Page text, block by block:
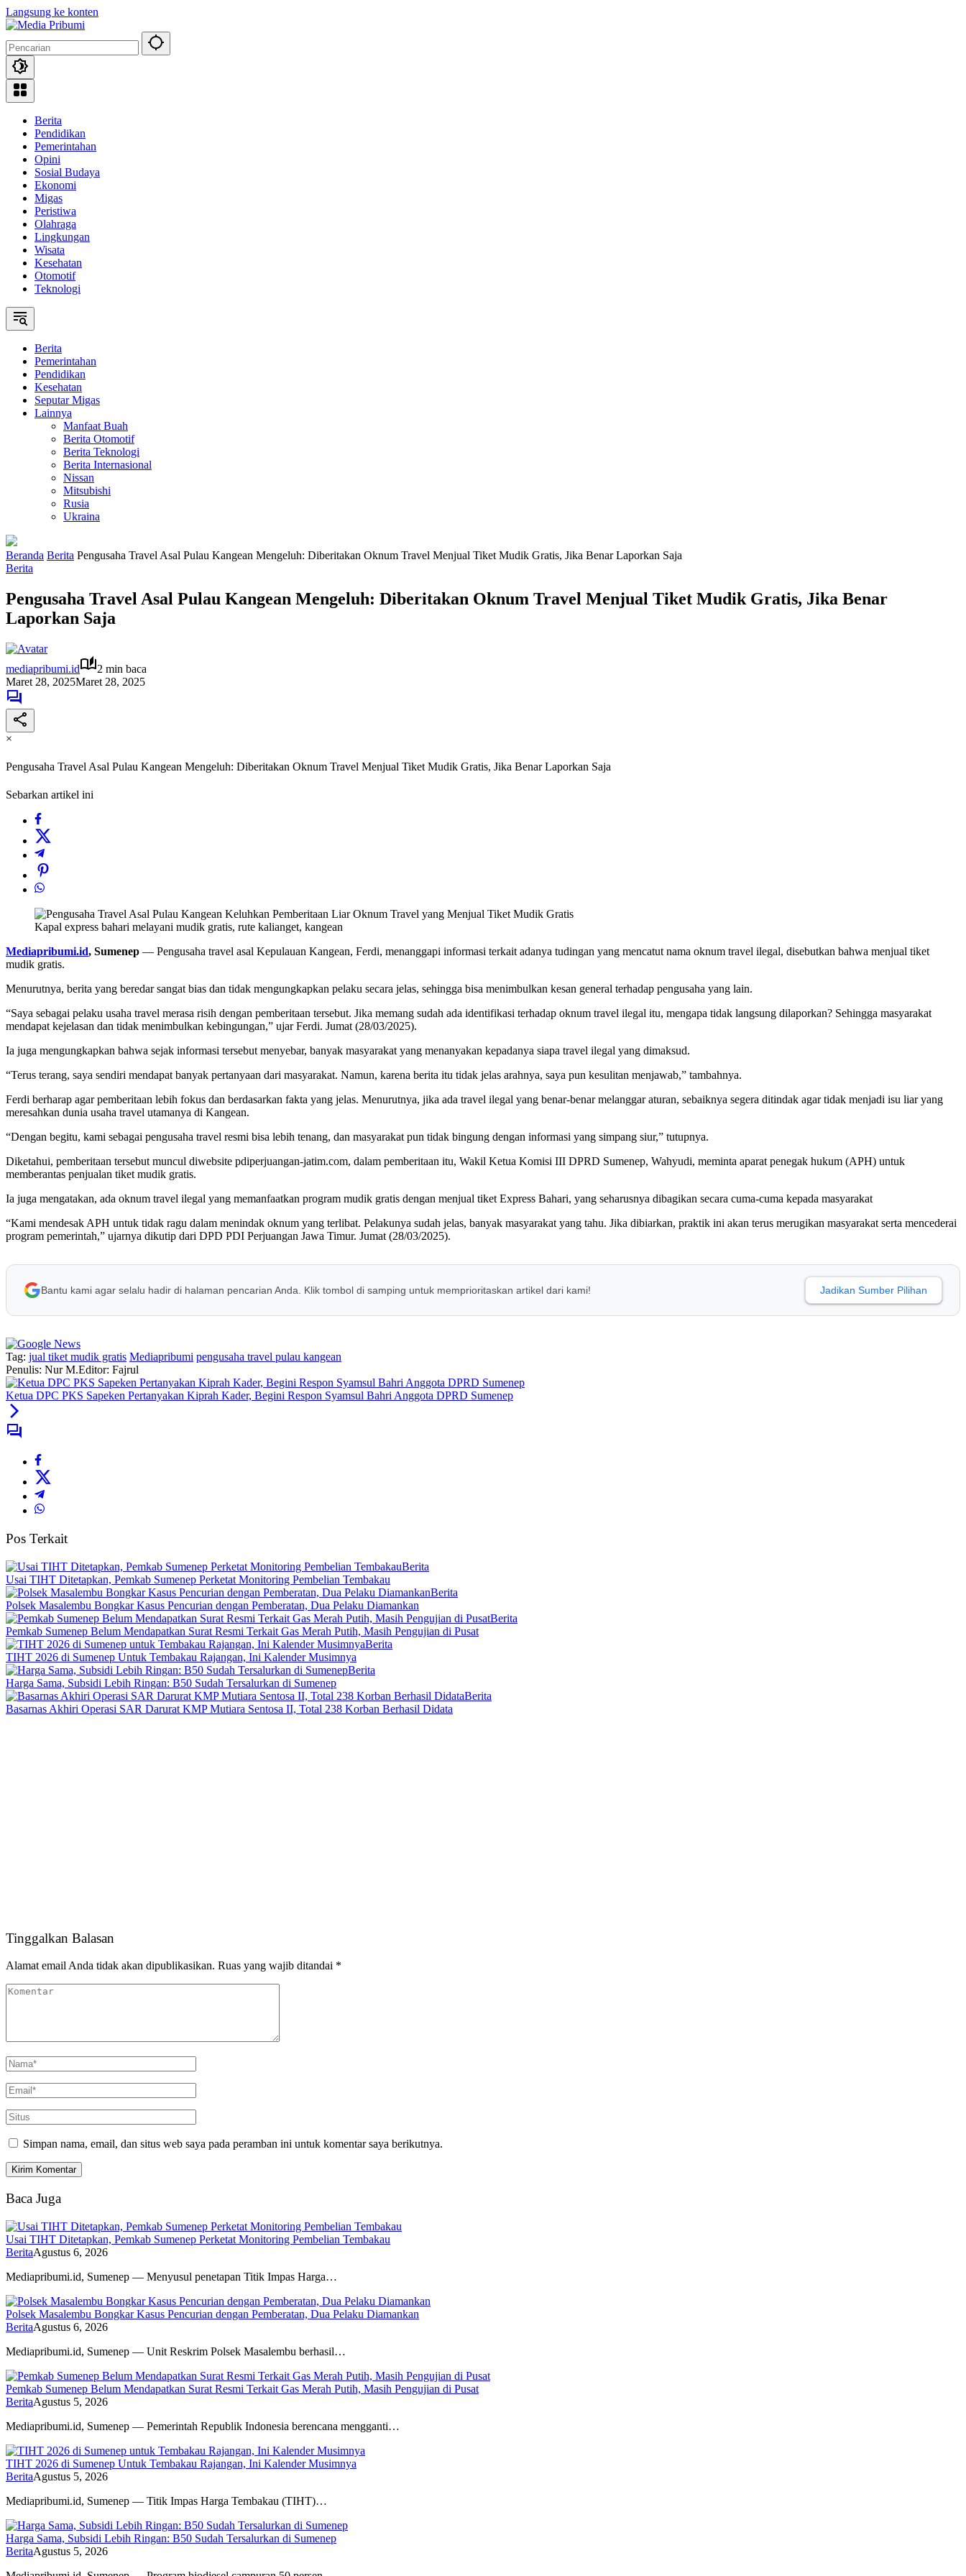
Langsung ke konten
Berita
Pendidikan
Pemerintahan
Opini
Sosial Budaya
Ekonomi
Migas
Peristiwa
Olahraga
Lingkungan
Wisata
Kesehatan
Otomotif
Teknologi
Berita
Pemerintahan
Pendidikan
Kesehatan
Seputar Migas
Lainnya
Manfaat Buah
Berita Otomotif
Berita Teknologi
Berita Internasional
Nissan
Mitsubishi
Rusia
Ukraina
Beranda Berita Pengusaha Travel Asal Pulau Kangean Mengeluh: Diberitakan Oknum Travel Menjual Tiket Mudik Gratis, Jika Benar Laporkan Saja
Berita
Pengusaha Travel Asal Pulau Kangean Mengeluh: Diberitakan Oknum Travel Menjual Tiket Mudik Gratis, Jika Benar
Laporkan Saja
mediapribumi.id
2 min baca
Maret 28, 2025Maret 28, 2025
×
Pengusaha Travel Asal Pulau Kangean Mengeluh: Diberitakan Oknum Travel Menjual Tiket Mudik Gratis, Jika Benar Laporkan Saja
Sebarkan artikel ini
Kapal express bahari melayani mudik gratis, rute kalianget, kangean
Mediapribumi.id, Sumenep — Pengusaha travel asal Kepulauan Kangean, Ferdi, menanggapi informasi terkait adanya tudingan yang mencatut nama oknum travel ilegal, disebutkan bahwa menjual tiket
mudik gratis.
Menurutnya, berita yang beredar sangat bias dan tidak mengungkapkan pelaku secara jelas, sehingga bisa menimbulkan kesan general terhadap pengusaha yang lain.
“Saya sebagai pelaku usaha travel merasa risih dengan pemberitaan tersebut. Jika memang sudah ada identifikasi terhadap oknum travel ilegal itu, mengapa tidak langsung dilaporkan? Sehingga masyarakat
mendapat kejelasan dan tidak menimbulkan kebingungan,” ujar Ferdi. Jumat (28/03/2025).
Ia juga mengungkapkan bahwa sejak informasi tersebut menyebar, banyak masyarakat yang menanyakan kepadanya siapa travel ilegal yang dimaksud.
“Terus terang, saya sendiri mendapat banyak pertanyaan dari masyarakat. Namun, karena berita itu tidak jelas arahnya, saya pun kesulitan menjawab,” tambahnya.
Ferdi berharap agar pemberitaan lebih fokus dan berdasarkan fakta yang jelas. Menurutnya, jika ada travel ilegal yang benar-benar melanggar aturan, sebaiknya segera ditindak agar tidak menjadi isu liar yang
meresahkan dunia usaha travel utamanya di Kangean.
“Dengan begitu, kami sebagai pengusaha travel resmi bisa lebih tenang, dan masyarakat pun tidak bingung dengan informasi yang simpang siur,” tutupnya.
Diketahui, pemberitaan tersebut muncul diwebsite pdiperjuangan-jatim.com, dalam pemberitaan itu, Wakil Ketua Komisi III DPRD Sumenep, Wahyudi, meminta aparat penegak hukum (APH) untuk
memberantas penjualan tiket mudik gratis.
Ia juga mengatakan, ada oknum travel ilegal yang memanfaatkan program mudik gratis dengan menjual tiket Express Bahari, yang seharusnya dibagikan secara cuma-cuma kepada masyarakat
“Kami mendesak APH untuk tidak ragu dalam menindak oknum yang terlibat. Pelakunya sudah jelas, banyak masyarakat yang tahu. Jika dibiarkan, praktik ini akan terus merugikan masyarakat serta mencederai
program pemerintah,” ujarnya dikutip dari DPD PDI Perjuangan Jawa Timur. Jumat (28/03/2025).
Bantu kami agar selalu hadir di halaman pencarian Anda. Klik tombol di samping untuk memprioritaskan artikel dari kami! Jadikan Sumber Pilihan
Tag: jual tiket mudik gratis Mediapribumi pengusaha travel pulau kangean
Penulis: Nur M.Editor: Fajrul
Ketua DPC PKS Sapeken Pertanyakan Kiprah Kader, Begini Respon Syamsul Bahri Anggota DPRD Sumenep
Pos Terkait
Berita
Usai TIHT Ditetapkan, Pemkab Sumenep Perketat Monitoring Pembelian Tembakau
Berita
Polsek Masalembu Bongkar Kasus Pencurian dengan Pemberatan, Dua Pelaku Diamankan
Berita
Pemkab Sumenep Belum Mendapatkan Surat Resmi Terkait Gas Merah Putih, Masih Pengujian di Pusat
Berita
TIHT 2026 di Sumenep Untuk Tembakau Rajangan, Ini Kalender Musimnya
Berita
Harga Sama, Subsidi Lebih Ringan: B50 Sudah Tersalurkan di Sumenep
Berita
Basarnas Akhiri Operasi SAR Darurat KMP Mutiara Sentosa II, Total 238 Korban Berhasil Didata
Tinggalkan Balasan
Alamat email Anda tidak akan dipublikasikan. Ruas yang wajib ditandai *
Simpan nama, email, dan situs web saya pada peramban ini untuk komentar saya berikutnya.
Baca Juga
Usai TIHT Ditetapkan, Pemkab Sumenep Perketat Monitoring Pembelian Tembakau
BeritaAgustus 6, 2026
Mediapribumi.id, Sumenep — Menyusul penetapan Titik Impas Harga…
Polsek Masalembu Bongkar Kasus Pencurian dengan Pemberatan, Dua Pelaku Diamankan
BeritaAgustus 6, 2026
Mediapribumi.id, Sumenep — Unit Reskrim Polsek Masalembu berhasil…
Pemkab Sumenep Belum Mendapatkan Surat Resmi Terkait Gas Merah Putih, Masih Pengujian di Pusat
BeritaAgustus 5, 2026
Mediapribumi.id, Sumenep — Pemerintah Republik Indonesia berencana mengganti…
TIHT 2026 di Sumenep Untuk Tembakau Rajangan, Ini Kalender Musimnya
BeritaAgustus 5, 2026
Mediapribumi.id, Sumenep — Titik Impas Harga Tembakau (TIHT)…
Harga Sama, Subsidi Lebih Ringan: B50 Sudah Tersalurkan di Sumenep
BeritaAgustus 5, 2026